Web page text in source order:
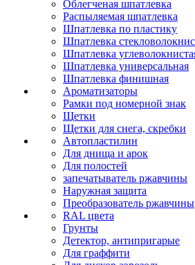
Облегченая шпатлевка
Распыляемая шпатлевка
Шпатлевка по пластику
Шпатлевка
Шпатлевка
Шпатлевка универсальная
Шпатлевка финишная
Ароматизаторы
Рамки под номерной знак
Щетки
Щетки для снега, скребки
Автопластилин
Для днища и арок
Для полостей
запечатыватель ржавчины
Наружная защита
Преобразователь ржавчины
RAL цвета
Грунты
Детектор, антипригарые
Для граффити